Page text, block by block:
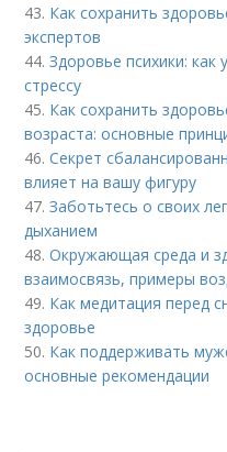
43. Как сохранить
экспертов
44.Здоровье психики: как
стрессу
45. Как сохранить
возраста: основные
46.Секрет
влияет на вашу фигуру
47.Заботьтесь о своих
дыханием
48.Окружающая среда и
взаимосвязь, примеры
49. Как медитация перед
здоровье
50. Как поддерживать
основные рекомендации